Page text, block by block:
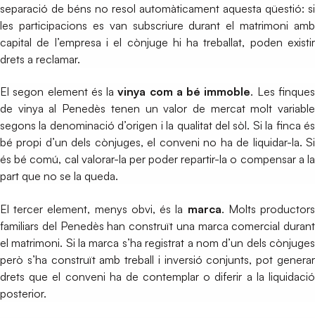
separació de béns no resol automàticament aquesta qüestió: si
les participacions es van subscriure durant el matrimoni amb
capital de l’empresa i el cònjuge hi ha treballat, poden existir
drets a reclamar.
El segon element és lavinya com a bé immoble. Les finques
de vinya al Penedès tenen un valor de mercat molt variable
segons la denominació d’origen i la qualitat del sòl. Si la finca és
bé propi d’un dels cònjuges, el conveni no ha de liquidar-la. Si
és bé comú, cal valorar-la per poder repartir-la o compensar a la
part que no se la queda.
El tercer element, menys obvi, és la marca. Molts productors
familiars del Penedès han construït una marca comercial durant
el matrimoni. Si la marca s’ha registrat a nom d’un dels cònjuges
però s’ha construït amb treball i inversió conjunts, pot generar
drets que el conveni ha de contemplar o diferir a la liquidació
posterior.